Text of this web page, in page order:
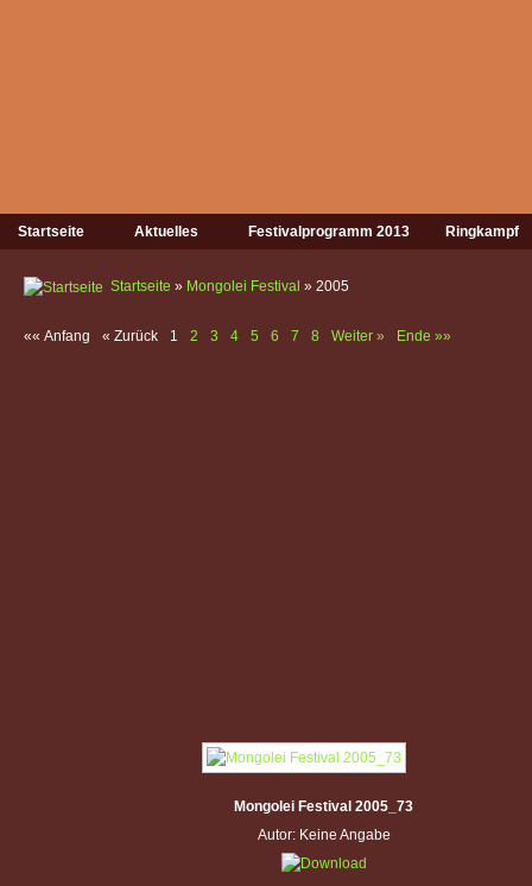
Startseite Aktuelles Festivalprogramm 2013 Ringkampf
Startseite » Mongolei Festival » 2005
«« Anfang « Zurück 1 2 3 4 5 6 7 8 Weiter » Ende »»
Mongolei Festival 2005_73
Autor: Keine Angabe